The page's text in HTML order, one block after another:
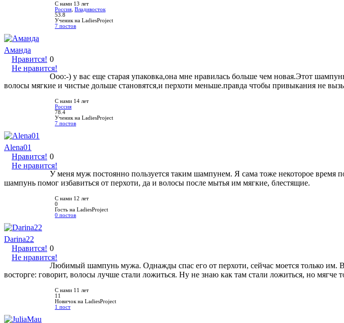
С нами 13 лет
Россия Владивосток
53.8
Ученик на LadiesProject
7 постов
Аманда
Нравится!
Не нравится!
0
Ооо:-) у вас еще старая упаковка,она мне нравилась больше чем новая.Этот
волосы мягкие и чистые дольше становятся,и перхоти меньше.правда чтобы привыкания не
С нами 14 лет
Россия
78.4
Ученик на LadiesProject
7 постов
Alena01
Нравится!
Не нравится!
0
У меня муж постоянно пользуется таким шампунем. Я сама тоже некоторое
шампунь помог избавиться от перхоти, да и волосы после мытья им мягкие, блестящие.
С нами 12 лет
0
Гость на LadiesProject
0 постов
Darina22
Нравится!
Не нравится!
0
Любимый шампунь мужа. Однажды спас его от перхоти, сейчас моется только
восторге: говорит, волосы лучше стали ложиться. Ну не знаю как там стали ложиться, но мягче
С нами 11 лет
11
Новичок на LadiesProject
1 пост